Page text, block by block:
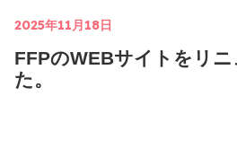
2025年11月18日
FFPのWEBサイトをリ
た。